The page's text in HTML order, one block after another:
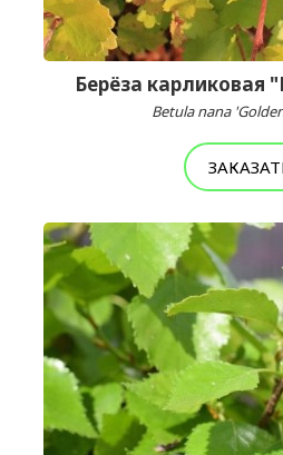
Берёза карликовая
Betula nana